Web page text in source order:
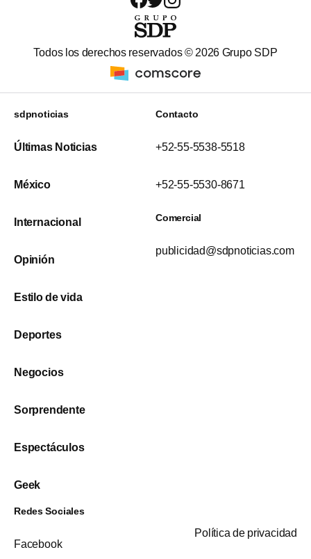
Todos los derechos reservados ©2026 Grupo SDP
sdpnoticias
Últimas Noticias
México
Internacional
Opinión
Estilo de vida
Deportes
Negocios
Sorprendente
Espectáculos
Geek
Contacto
+52-55-5538-5518
+52-55-5530-8671
Comercial
publicidad@sdpnoticias.com
Redes Sociales
Facebook
Política de privacidad